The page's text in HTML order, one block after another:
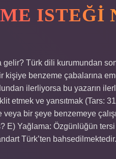
ISTEĞI
gelir? Türk dili kurumundan
kişiye benzeme çabalarına
ilerliyorsa bu yazarın
etmek ve yansıtmak (Tars:
bir şeye benzemeye
E) Yağlama: Özgünlüğün
Türk’ten